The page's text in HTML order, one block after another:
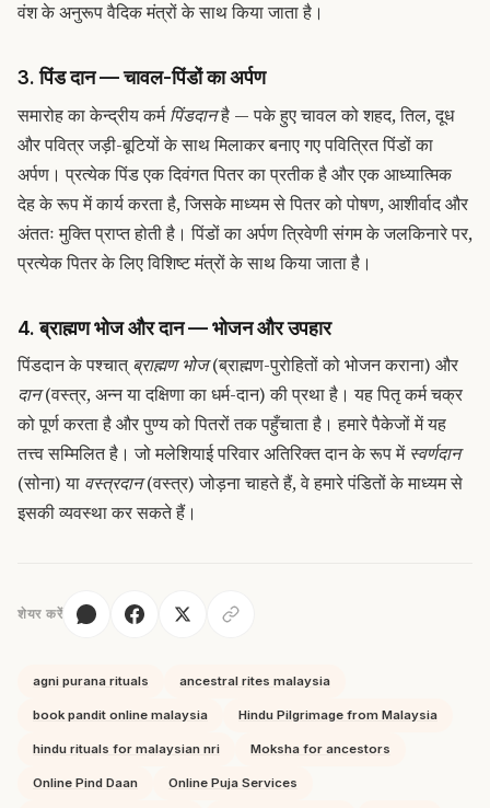
वंश के अनुरूप वैदिक मंत्रों के साथ किया जाता है।
3. पिंड दान — चावल-पिंडों का अर्पण
समारोह का केन्द्रीय कर्मपिंडदानहै — पके हुए चावल को शहद, तिल, दूध
और पवित्र जड़ी-बूटियों के साथ मिलाकर बनाए गए पवित्रित पिंडों का
अर्पण। प्रत्येक पिंड एक दिवंगत पितर का प्रतीक है और एक आध्यात्मिक
देह के रूप में कार्य करता है, जिसके माध्यम से पितर को पोषण, आशीर्वाद और
अंततः मुक्ति प्राप्त होती है। पिंडों का अर्पण त्रिवेणी संगम के जलकिनारे पर,
प्रत्येक पितर के लिए विशिष्ट मंत्रों के साथ किया जाता है।
4. ब्राह्मण भोज और दान — भोजन और उपहार
पिंडदान के पश्चात्ब्राह्मण भोज(ब्राह्मण-पुरोहितों को भोजन कराना) और
दान(वस्त्र, अन्न या दक्षिणा का धर्म-दान) की प्रथा है। यह पितृ कर्म चक्र
को पूर्ण करता है और पुण्य को पितरों तक पहुँचाता है। हमारे पैकेजों में यह
तत्त्व सम्मिलित है। जो मलेशियाई परिवार अतिरिक्त दान के रूप में स्वर्णदान
(सोना) या वस्त्रदान(वस्त्र) जोड़ना चाहते हैं, वे हमारे पंडितों के माध्यम से
इसकी व्यवस्था कर सकते हैं।
शेयर करें
agni purana rituals ancestral rites malaysia
book pandit online malaysia Hindu Pilgrimage from Malaysia
hindu rituals for malaysian nri Moksha for ancestors
Online Pind Daan Online Puja Services